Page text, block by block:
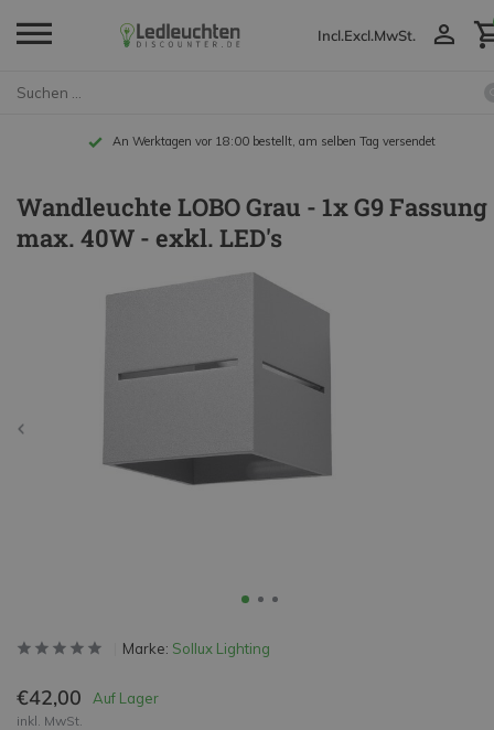
Incl.Excl.MwSt.
An Werktagen vor 18:00 bestellt, am selben Tag versendet
Wandleuchte LOBO Grau - 1x G9 Fassung
max. 40W - exkl. LED's
Marke: Sollux Lighting
€42,00 Auf Lager
inkl. MwSt.